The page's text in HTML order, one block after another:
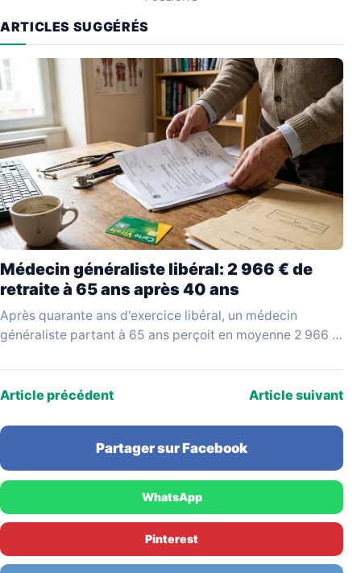
ARTICLES SUGGÉRÉS
Médecin généraliste libéral: 2 966 € de
retraite à 65 ans après 40 ans
Après quarante ans d'exercice libéral, un médecin
généraliste partant à 65 ans perçoit en moyenne 2 966 €
Article précédent Article suivant
Partager sur Facebook
WhatsApp
Pinterest